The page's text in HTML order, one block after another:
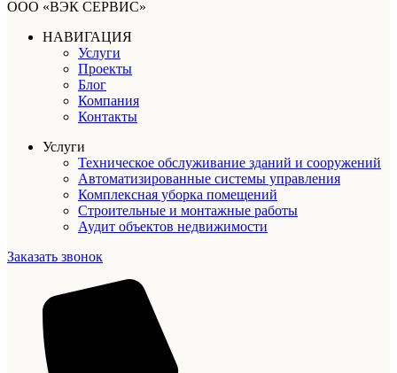
ООО «ВЭК СЕРВИС»
НАВИГАЦИЯ
Услуги
Проекты
Блог
Компания
Контакты
Услуги
Техническое обслуживание зданий и сооружений
Автоматизированные системы управления
Комплексная уборка помещений
Строительные и монтажные работы
Аудит объектов недвижимости
Заказать звонок